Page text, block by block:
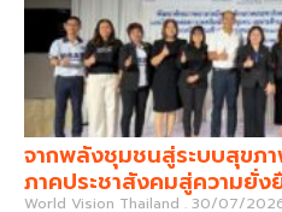
จากพลังชุมชนสู่ระบบสุขภ
ภาคประชาสังคมสู่ความยั่ง
World Vision Thailand 30/07/